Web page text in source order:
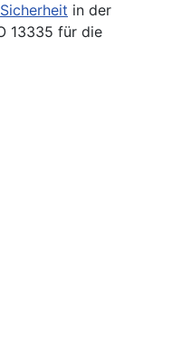
Sicherheit in der
13335 für die